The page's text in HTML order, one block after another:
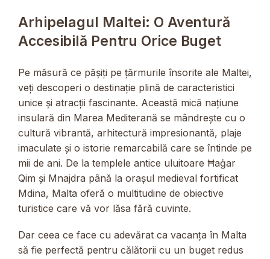
Arhipelagul Maltei: O Aventură
Accesibilă Pentru Orice Buget
Pe măsură ce pășiți pe țărmurile însorite ale Maltei,
veți descoperi o destinație plină de caracteristici
unice și atracții fascinante. Această mică națiune
insulară din Marea Mediterană se mândrește cu o
cultură vibrantă, arhitectură impresionantă, plaje
imaculate și o istorie remarcabilă care se întinde pe
mii de ani. De la templele antice uluitoare Ħaġar
Qim și Mnajdra până la orașul medieval fortificat
Mdina, Malta oferă o multitudine de obiective
turistice care vă vor lăsa fără cuvinte.
Dar ceea ce face cu adevărat ca vacanța în Malta
să fie perfectă pentru călătorii cu un buget redus